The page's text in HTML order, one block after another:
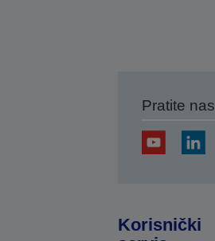
Pratite nas
Korisnički